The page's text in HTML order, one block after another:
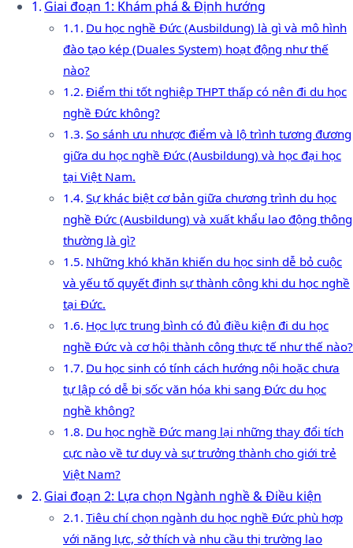
Giai đoạn 1: Khám phá & Định hướng
Du học nghề Đức (Ausbildung) là gì và mô hình
đào tạo kép (Duales System) hoạt động như thế
nào?
Điểm thi tốt nghiệp THPT thấp có nên đi du học
nghề Đức không?
So sánh ưu nhược điểm và lộ trình tương đương
giữa du học nghề Đức (Ausbildung) và học đại học
tại Việt Nam.
Sự khác biệt cơ bản giữa chương trình du học
nghề Đức (Ausbildung) và xuất khẩu lao động thông
thường là gì?
Những khó khăn khiến du học sinh dễ bỏ cuộc
và yếu tố quyết định sự thành công khi du học nghề
tại Đức.
Học lực trung bình có đủ điều kiện đi du học
nghề Đức và cơ hội thành công thực tế như thế nào?
Du học sinh có tính cách hướng nội hoặc chưa
tự lập có dễ bị sốc văn hóa khi sang Đức du học
nghề không?
Du học nghề Đức mang lại những thay đổi tích
cực nào về tư duy và sự trưởng thành cho giới trẻ
Việt Nam?
Giai đoạn 2: Lựa chọn Ngành nghề & Điều kiện
Tiêu chí chọn ngành du học nghề Đức phù hợp
với năng lực, sở thích và nhu cầu thị trường lao